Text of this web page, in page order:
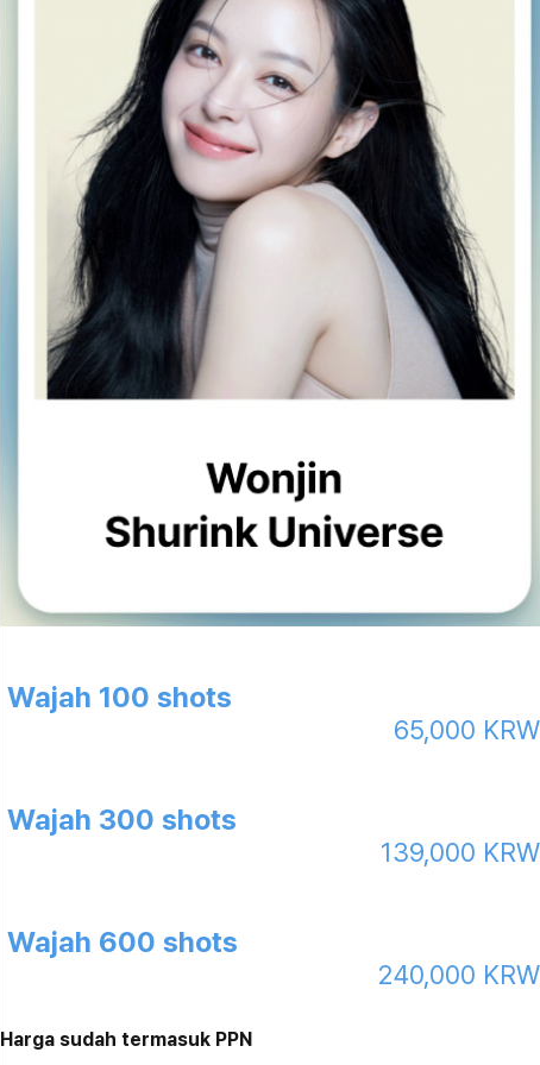
Wajah 100 shots
65,000 KRW
Wajah 300 shots
139,000 KRW
Wajah 600 shots
240,000 KRW
Harga sudah termasuk PPN